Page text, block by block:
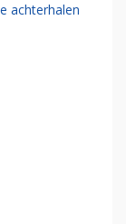
achterhalen